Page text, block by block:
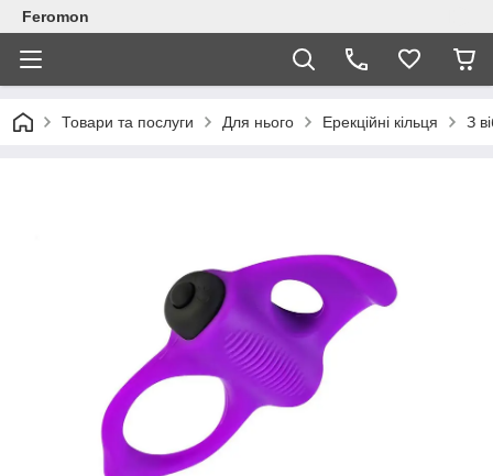
Feromon
Товари та послуги Для нього Ерекційні кільця З